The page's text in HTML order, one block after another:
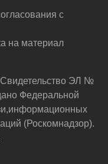
с
на материал
ЭЛ №
Федеральной
(Роскомнадзор).